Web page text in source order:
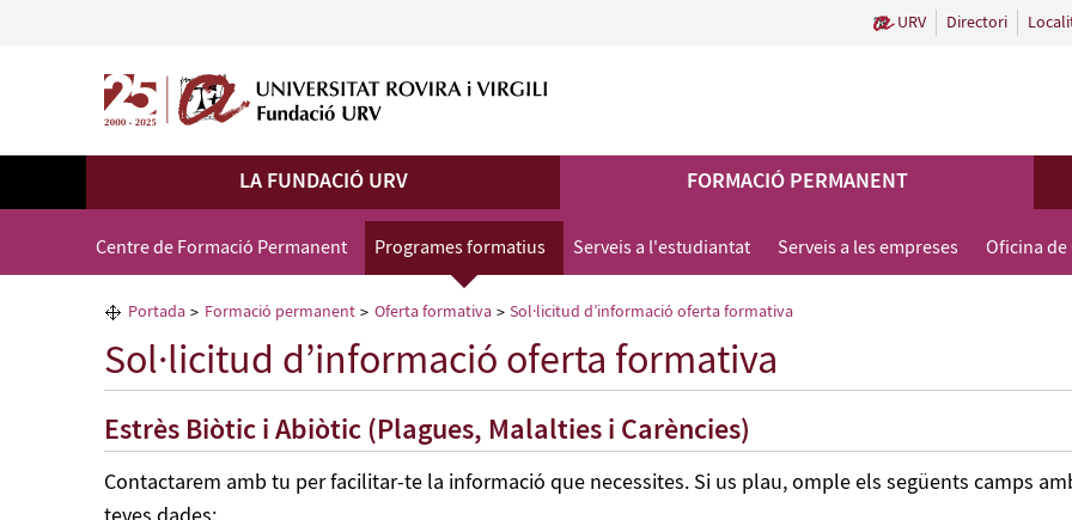
URV Directori
LA FUNDACIÓ URV FORMACIÓ PERMANENT
Centre de Formació Permanent Programes formatius Serveis a l'estudiantat Serveis a les empreses Oficina de
Portada Formació permanent Oferta formativa Sol·licitud d’informació oferta formativa
Sol·licitud d’informació oferta formativa
Estrès Biòtic i Abiòtic (Plagues, Malalties i Carències)
Contactarem amb tu per facilitar-te la informació que necessites. Si us plau, omple els següents camps